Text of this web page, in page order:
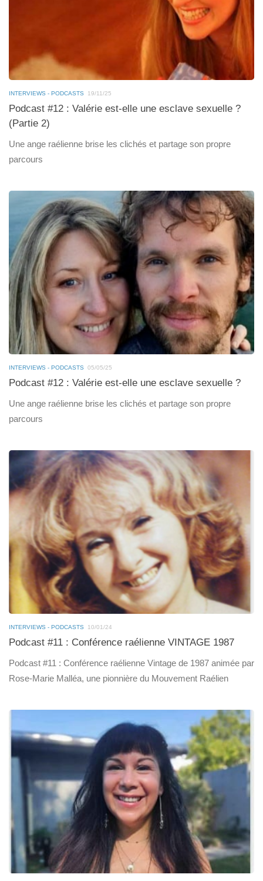
INTERVIEWS - PODCASTS 19/11/25
Podcast #12 : Valérie est-elle une esclave sexuelle ?
(Partie 2)
Une ange raélienne brise les clichés et partage son propre
parcours
INTERVIEWS - PODCASTS 05/05/25
Podcast #12 : Valérie est-elle une esclave sexuelle ?
Une ange raélienne brise les clichés et partage son propre
parcours
INTERVIEWS - PODCASTS 10/01/24
Podcast #11 : Conférence raélienne VINTAGE 1987
Podcast #11 : Conférence raélienne Vintage de 1987 animée par
Rose-Marie Malléa, une pionnière du Mouvement Raélien